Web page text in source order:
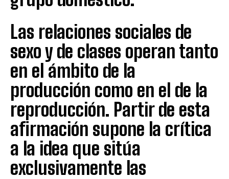
Las relaciones sociales de
sexo y de clases operan tanto
en el ámbito de la
producción como en el de la
reproducción. Partir de esta
afirmación supone la crítica
a la idea que sitúa
exclusivamente las